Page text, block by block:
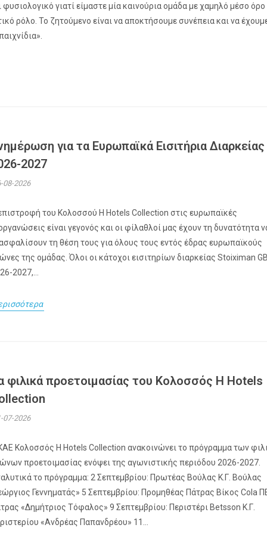
γιατί είμαστε μία καινούρια ομάδα με χαμηλό μέσο όρο
ρόλο. Το ζητούμενο είναι να αποκτήσουμε συνέπεια και να
για τα Ευρωπαϊκά Εισιτήρια Διαρκείας
2027
08-2026
του Κολοσσού H Hotels Collection στις ευρωπαϊκές
είναι γεγονός και οι φίλαθλοί μας έχουν τη δυνατότητα
τη θέση τους για όλους τους εντός έδρας ευρωπαϊκούς
της ομάδας. Όλοι οι κάτοχοι εισιτηρίων διαρκείας Stoiximan
2027,...
φιλικά προετοιμασίας του Κολοσσός H Hotels
07-2026
Κολοσσός H Hotels Collection ανακοινώνει το πρόγραμμα των
προετοιμασίας ενόψει της αγωνιστικής περιόδου 2026-2027.
το πρόγραμμα: 2 Σεπτεμβρίου: Πρωτέας Βούλας Κ.Γ. Βούλας
Γεννηματάς» 5 Σεπτεμβρίου: Προμηθέας Πάτρας Βίκος Cola
«Δημήτριος Τόφαλος» 9 Σεπτεμβρίου: Περιστέρι Betsson Κ.Γ.
«Ανδρέας Παπανδρέου» 11...